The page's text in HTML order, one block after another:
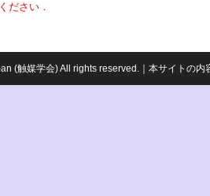
ださい．
(触媒学会) All rights reserved.｜本サイトの内